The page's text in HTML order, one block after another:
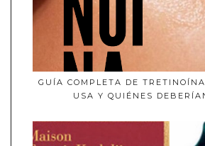
GUÍA COMPLETA DE
USA Y QUIÉNES